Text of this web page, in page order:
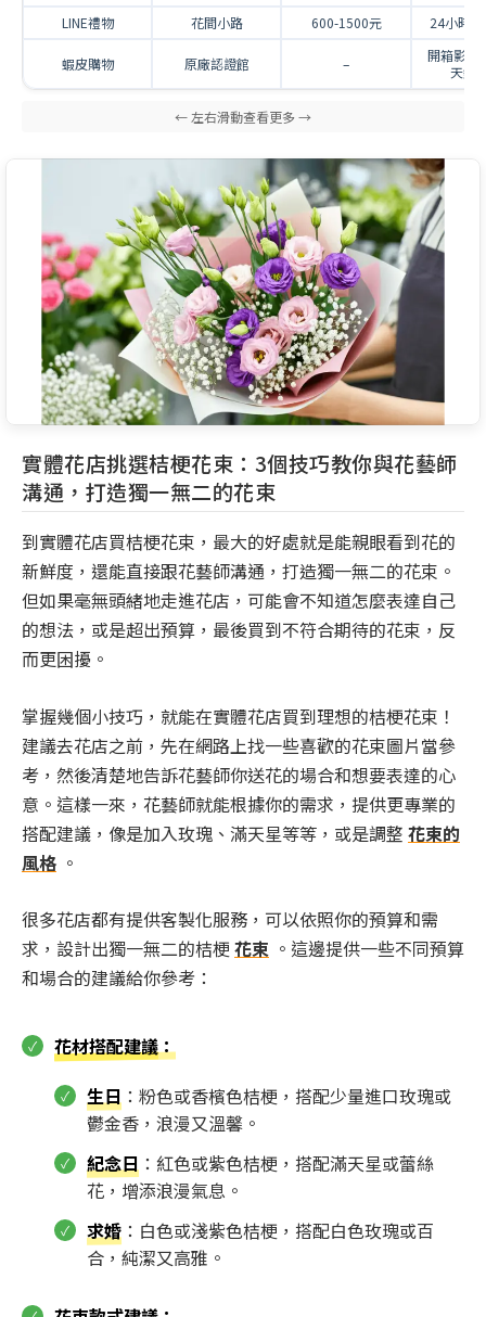
LINE禮物
花間小路 600-1500元 24小時
蝦皮購物 原廠認證館 –
開箱影片
天鑑
實體花店挑選桔梗花束：3個技巧教你與花藝師
溝通，打造獨一無二的花束
到實體花店買桔梗花束，最大的好處就是能親眼看到花的
新鮮度，還能直接跟花藝師溝通，打造獨一無二的花束。
但如果毫無頭緒地走進花店，可能會不知道怎麼表達自己
的想法，或是超出預算，最後買到不符合期待的花束，反
而更困擾。
掌握幾個小技巧，就能在實體花店買到理想的桔梗花束！
建議去花店之前，先在網路上找一些喜歡的花束圖片當參
考，然後清楚地告訴花藝師你送花的場合和想要表達的心
意。這樣一來，花藝師就能根據你的需求，提供更專業的
搭配建議，像是加入玫瑰、滿天星等等，或是調整 花束的
風格 。
很多花店都有提供客製化服務，可以依照你的預算和需
求，設計出獨一無二的桔梗 花束 。這邊提供一些不同預算
和場合的建議給你參考：
花材搭配建議：
生日 ：粉色或香檳色桔梗，搭配少量進口玫瑰或
鬱金香，浪漫又溫馨。
紀念日 ：紅色或紫色桔梗，搭配滿天星或蕾絲
花，增添浪漫氣息。
求婚 ：白色或淺紫色桔梗，搭配白色玫瑰或百
合，純潔又高雅。